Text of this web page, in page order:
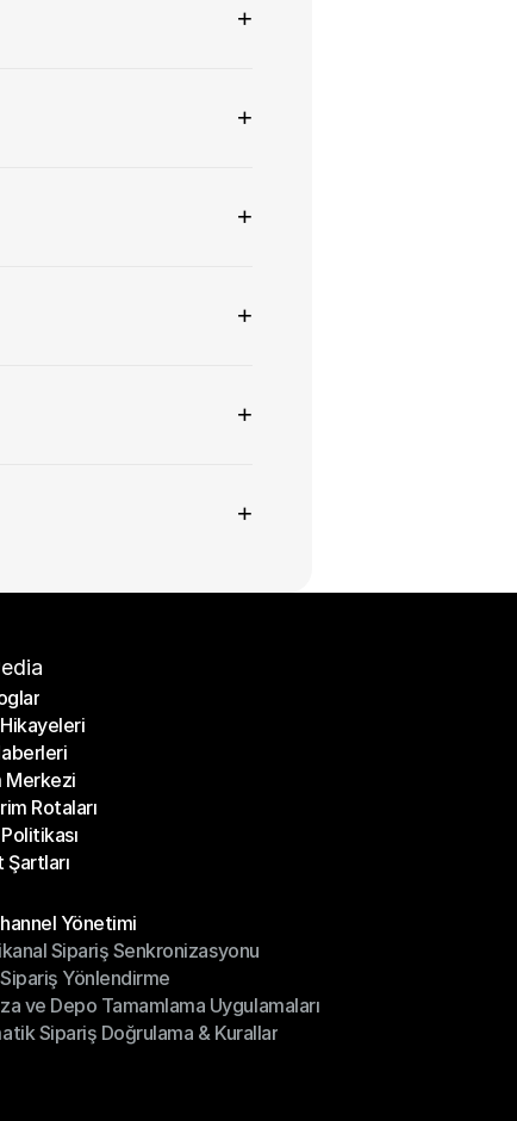
+
+
+
+
+
+
Hikayeleri
Merkezi
Merkezi
Rotaları
Rotaları
Yönetimi
Yönetimi
Sipariş Senkronizasyonu
Sipariş Senkronizasyonu
Sipariş Yönlendirme
Sipariş Yönlendirme
ve Depo Tamamlama Uygulamaları
ve Depo Tamamlama Uygulamaları
Sipariş Doğrulama & Kurallar